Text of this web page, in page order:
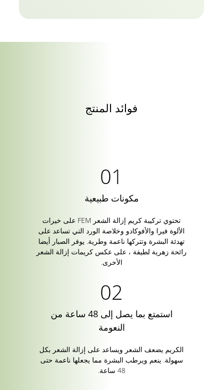
فوائد المنتج
مكونات طبيعية
تحتوي تركيبة كريم إزالة الشعر FEM على خيرات
الألوة فيرا والأفوكادو وخلاصة الورد التي تساعد على
تهدئة البشرة وتتركها ناعمة وطرية. يوفر الصبار أيضا
رائحة زهرية لطيفة ، على عكس كريمات إزالة الشعر
الأخرى.
استمتع بما يصل إلى 48 ساعة من
النعومة
الكريم يضعف الشعر ويساعد على إزالة الشعر بكل
سهولة. ينعم ويرطب البشرة مما يجعلها ناعمة حتى
48 ساعة.